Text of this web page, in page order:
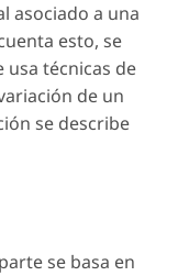
asociado a una
esto, se
técnicas de
de un
se describe
se basa en